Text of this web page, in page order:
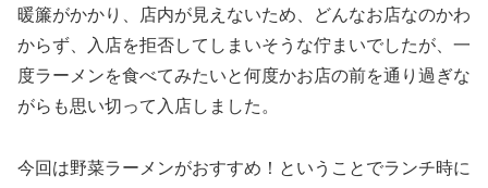
暖簾がかかり、店内が見えないため、どんなお店なのかわ
からず、入店を拒否してしまいそうな佇まいでしたが、一
度ラーメンを食べてみたいと何度かお店の前を通り過ぎな
がらも思い切って入店しました。
今回は野菜ラーメンがおすすめ！ということでランチ時に